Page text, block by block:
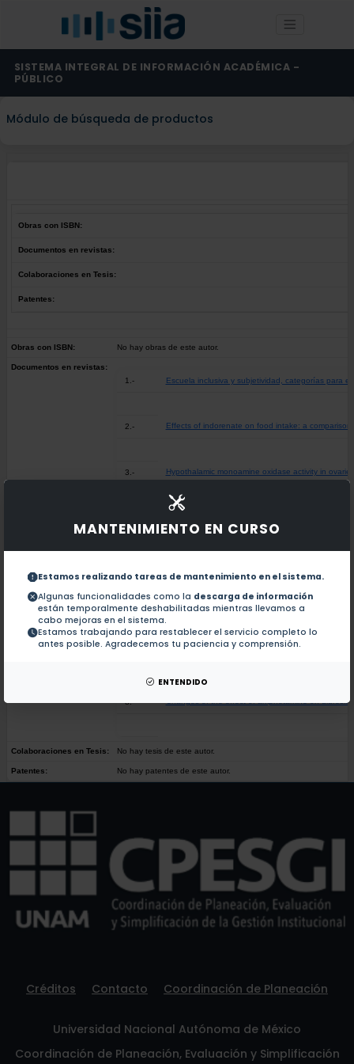
MANTENIMIENTO EN CURSO
Estamos realizando tareas de mantenimiento en el sistema.
Algunas funcionalidades como la descarga de información
están temporalmente deshabilitadas mientras llevamos a
cabo mejoras en el sistema.
Estamos trabajando para restablecer el servicio completo lo
antes posible. Agradecemos tu paciencia y comprensión.
ENTENDIDO
SISTEMA INTEGRAL DE INFORMACIÓN ACADÉMICA -
PÚBLICO
Módulo de búsqueda de productos
Obras con ISBN:
Documentos en revistas:
Colaboraciones en Tesis:
Patentes:
Obras con ISBN: No hay obras de este autor.
Documentos en revistas:
1.-
Escuela inclusiva y subjetividad, categorías para
2.- Effects of indorenate on food intake: a
3.- Hypothalamic monoamine oxidase activity in
6.- Discriminative stimulus properties of TR3369, a
8.- Changes of the effect of amphetamine on diuresis
Colaboraciones en Tesis: No hay tesis de este autor.
Patentes: No hay patentes de este autor.
Créditos Contacto Coordinación de Planeación
Universidad Nacional Autónoma de México
Coordinación de Planeación, Evaluación y Simplificación